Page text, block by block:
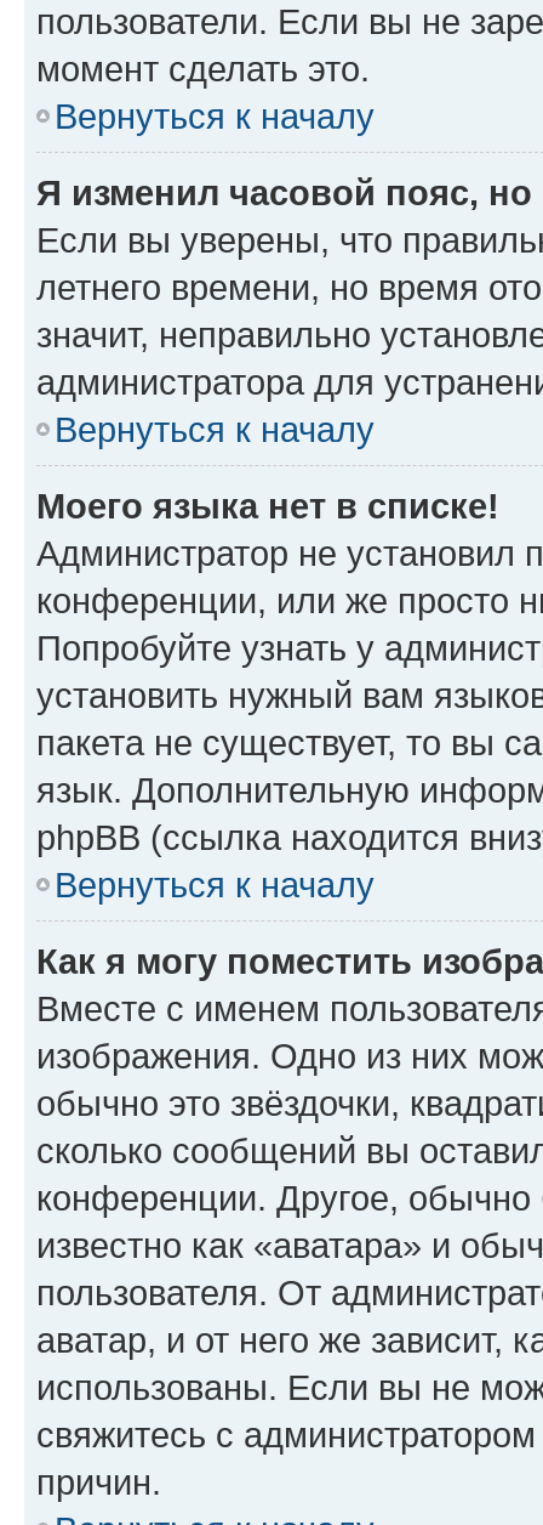
пользователи. Если вы не
момент сделать это.
Вернуться к началу
Я изменил часовой пояс,
Если вы уверены, что
летнего времени, но время
значит, неправильно
администратора для
Вернуться к началу
Моего языка нет в списке!
Администратор не установил
конференции, или же просто
Попробуйте узнать у
установить нужный вам
пакета не существует, то вы
язык. Дополнительную
phpBB (ссылка находится
Вернуться к началу
Как я могу поместить
Вместе с именем
изображения. Одно из них
обычно это звёздочки,
сколько сообщений вы
конференции. Другое,
известно как «аватара» и
пользователя. От
аватар, и от него же зависит,
использованы. Если вы не
свяжитесь с
причин.